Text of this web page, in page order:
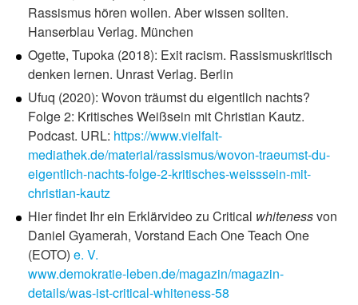
Rassismus hören wollen. Aber wissen sollten.
Hanserblau Verlag. München
Ogette, Tupoka (2018): Exit racism. Rassismuskritisch
denken lernen. Unrast Verlag. Berlin
Ufuq (2020): Wovon träumst du eigentlich nachts?
Folge 2: Kritisches Weißsein mit Christian Kautz.
Podcast. URL: https://www.vielfalt-
mediathek.de/material/rassismus/wovon-traeumst-du-
eigentlich-nachts-folge-2-kritisches-weisssein-mit-
christian-kautz
Hier findet Ihr ein Erklärvideo zu Critical whitenessvon
Daniel Gyamerah, Vorstand Each One Teach One
(EOTO) e. V.
www.demokratie-leben.de/magazin/magazin-
details/was-ist-critical-whiteness-58